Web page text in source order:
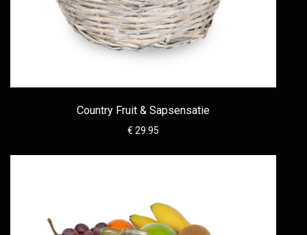
Country Fruit & Sapsensatie
€ 29.95